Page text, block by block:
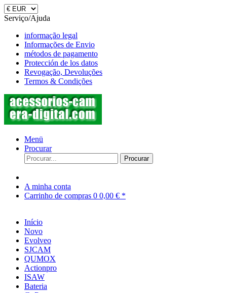
Serviço/Ajuda
informação legal
Informações de Envio
métodos de pagamento
Protección de los datos
Revogação, Devoluções
Termos & Condições
Menü
Procurar
Procurar
A minha conta
Carrinho de compras 0 0,00 € *
Início
Novo
Evolveo
SJCAM
QUMOX
Actionpro
ISAW
Bateria